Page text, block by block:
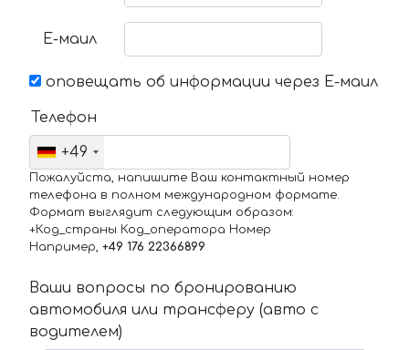
Е-маил
оповещать об информации через Е-маил
Телефон
+49
Пожалуйста, напишите Ваш контактный номер
телефона в полном международном формате.
Формат выглядит следующим образом:
+Код_страны Код_оператора Номер
Например, +49 176 22366899
Ваши вопросы по бронированию
автомобиля или трансферу (авто с
водителем)